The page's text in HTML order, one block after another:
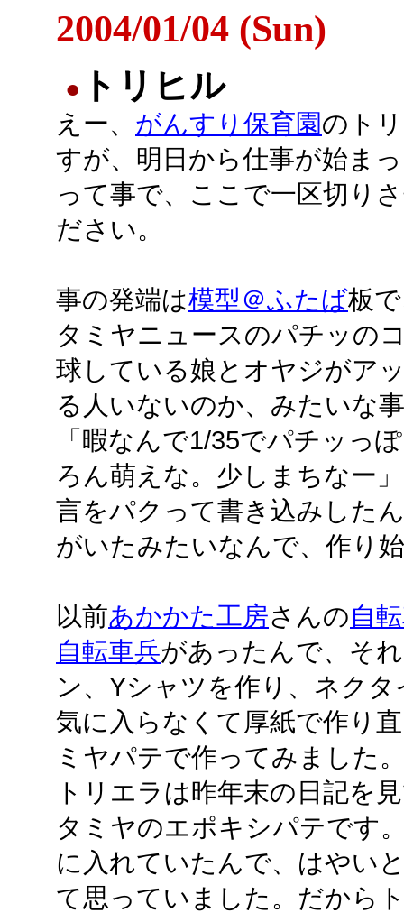
2004/01/04 (Sun)
● トリヒル
えー、 がんすり保育園のト
すが、明日から仕事が始ま
って事で、ここで一区切り
ださい。
事の発端は模型＠ふたば板
タミヤニュースのパチッの
球している娘とオヤジがア
る人いないのか、みたいな
「暇なんで1/35でパチッっ
ろん萌えな。少しまちなー
言をパクって書き込みした
がいたみたいなんで、作り
以前あかかた工房さんの自
自転車兵があったんで、そ
ン、Yシャツを作り、ネク
気に入らなくて厚紙で作り
ミヤパテで作ってみました
トリエラは昨年末の日記を
タミヤのエポキシパテです
に入れていたんで、はやい
て思っていました。だから